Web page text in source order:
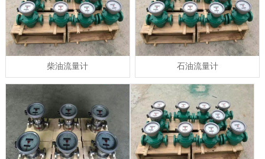
柴油流量计 石油流量计